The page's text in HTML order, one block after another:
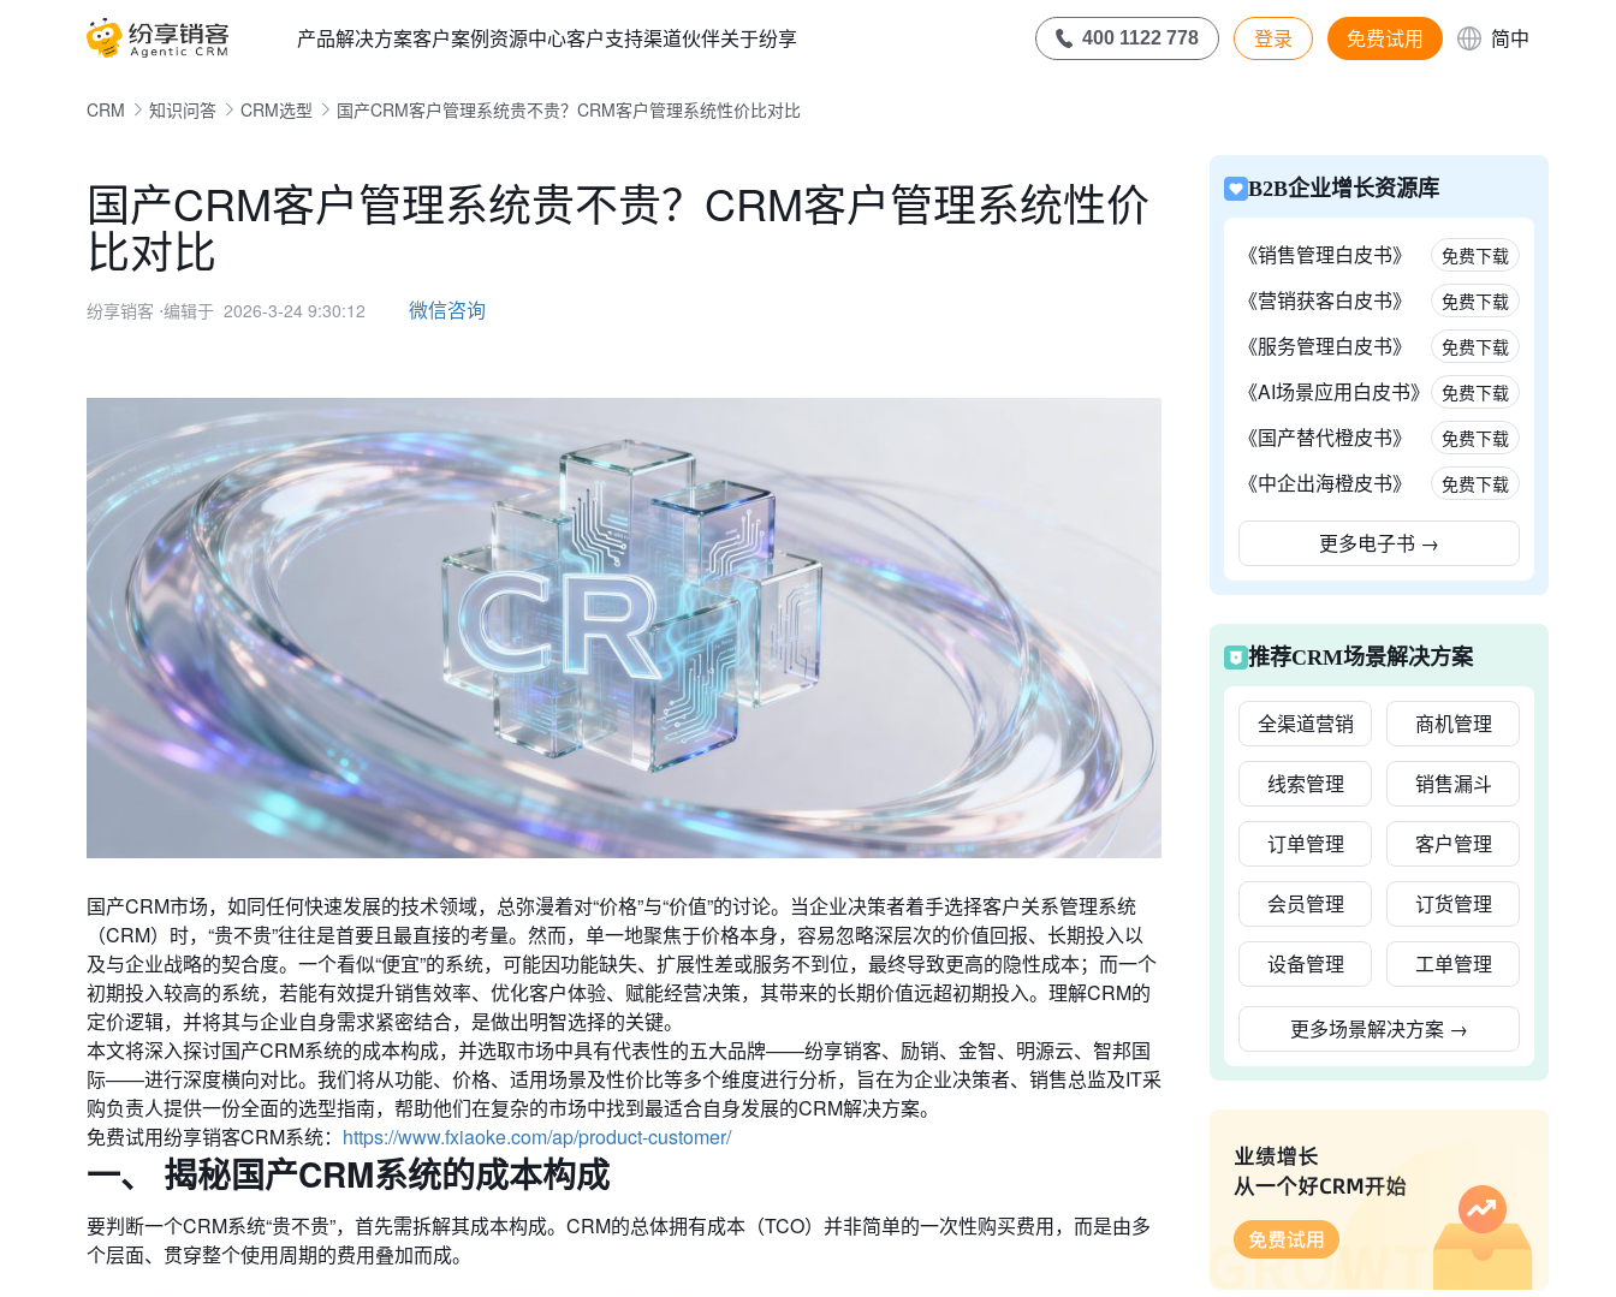
产品解决方案客户案例资源中心客户支持渠道伙伴关于纷享 400 1122 778 登录 免费试用 简中
CRM 知识问答 CRM选型 国产CRM客户管理系统贵不贵？CRM客户管理系统性价比对比
国产CRM客户管理系统贵不贵？CRM客户管理系统性价
比对比
纷享销客 ⋅编辑于 2026-3-24 9:30:12 微信咨询
国产CRM市场，如同任何快速发展的技术领域，总弥漫着对“价格”与“价值”的讨论。当企业决策者着手选择客户关系管理系统
（CRM）时，“贵不贵”往往是首要且最直接的考量。然而，单一地聚焦于价格本身，容易忽略深层次的价值回报、长期投入以
及与企业战略的契合度。一个看似“便宜”的系统，可能因功能缺失、扩展性差或服务不到位，最终导致更高的隐性成本；而一个
初期投入较高的系统，若能有效提升销售效率、优化客户体验、赋能经营决策，其带来的长期价值远超初期投入。理解CRM的
定价逻辑，并将其与企业自身需求紧密结合，是做出明智选择的关键。
本文将深入探讨国产CRM系统的成本构成，并选取市场中具有代表性的五大品牌——纷享销客、励销、金智、明源云、智邦国
际——进行深度横向对比。我们将从功能、价格、适用场景及性价比等多个维度进行分析，旨在为企业决策者、销售总监及IT采
购负责人提供一份全面的选型指南，帮助他们在复杂的市场中找到最适合自身发展的CRM解决方案。
免费试用纷享销客CRM系统： https://www.fxiaoke.com/ap/product-customer/
一、 揭秘国产CRM系统的成本构成
要判断一个CRM系统“贵不贵”，首先需拆解其成本构成。CRM的总体拥有成本（TCO）并非简单的一次性购买费用，而是由多
个层面、贯穿整个使用周期的费用叠加而成。
B2B企业增长资源库
《销售管理白皮书》 免费下载
《营销获客白皮书》 免费下载
《服务管理白皮书》 免费下载
《AI场景应用白皮书》 免费下载
《国产替代橙皮书》 免费下载
《中企出海橙皮书》 免费下载
更多电子书 →
推荐CRM场景解决方案
全渠道营销 商机管理
线索管理 销售漏斗
订单管理 客户管理
会员管理 订货管理
设备管理 工单管理
更多场景解决方案 →